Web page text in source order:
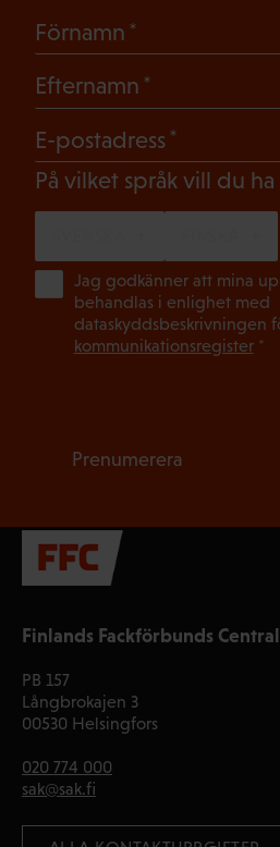
Finlands Fackförbunds
PB 157
Långbrokajen 3
00530 Helsingfors
020 774 000
sak@sak.fi
Förnamn
Efternamn
E-postadress
På vilket språk vill du
Jag godkänner att mina
behandlas i enlighet med
dataskyddsbeskrivningen
kommunikationsregister*
Prenumerera